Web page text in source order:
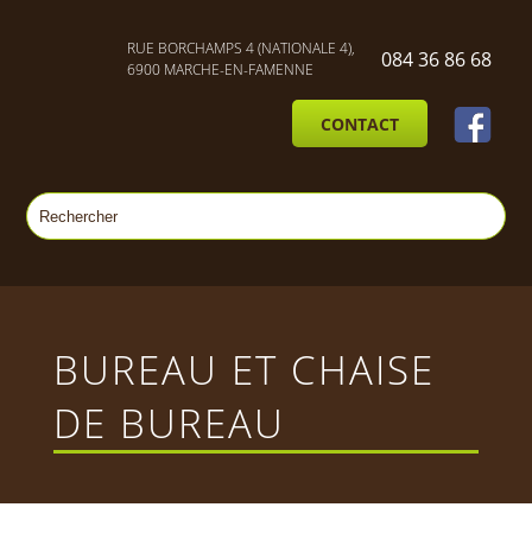
RUE BORCHAMPS 4 (NATIONALE 4),
6900 MARCHE-EN-FAMENNE
084 36 86 68
CONTACT
BUREAU ET CHAISE
DE BUREAU